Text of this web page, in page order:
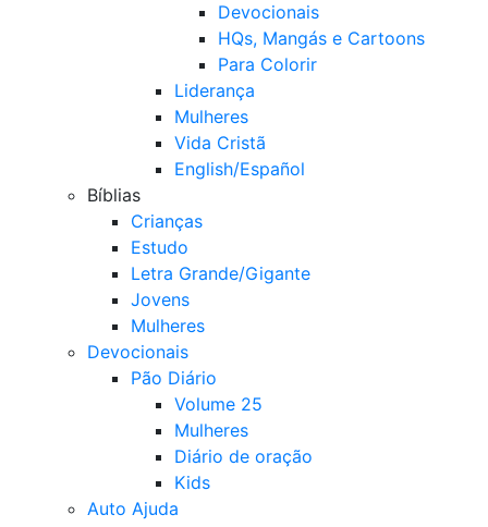
Devocionais
HQs, Mangás e Cartoons
Para Colorir
Liderança
Mulheres
Vida Cristã
English/Español
Bíblias
Crianças
Estudo
Letra Grande/Gigante
Jovens
Mulheres
Devocionais
Pão Diário
Volume 25
Mulheres
Diário de oração
Kids
Auto Ajuda